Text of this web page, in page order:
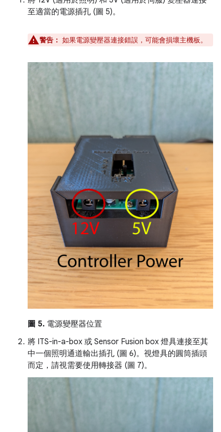
至適當的電源插孔 (圖 5)。
警告： 如果電源變壓器連接錯誤，可能會損壞主機板。
圖 5. 電源變壓器位置
將 ITS-in-a-box 或 Sensor Fusion box 燈具連接至其
中一個照明通道輸出插孔 (圖 6)。視燈具的圓筒插頭
而定，請視需要使用轉接器 (圖 7)。